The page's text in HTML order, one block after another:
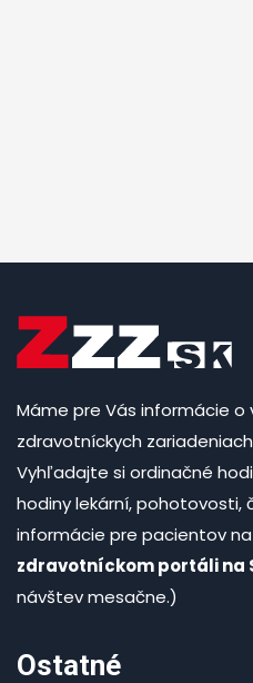
Máme pre Vás informácie o
zdravotníckych
Vyhľadajte si ordinačné
hodiny lekární, pohotovosti,
informácie pre pacientov na
zdravotníckom portáli na
návštev mesačne.)
Ostatné